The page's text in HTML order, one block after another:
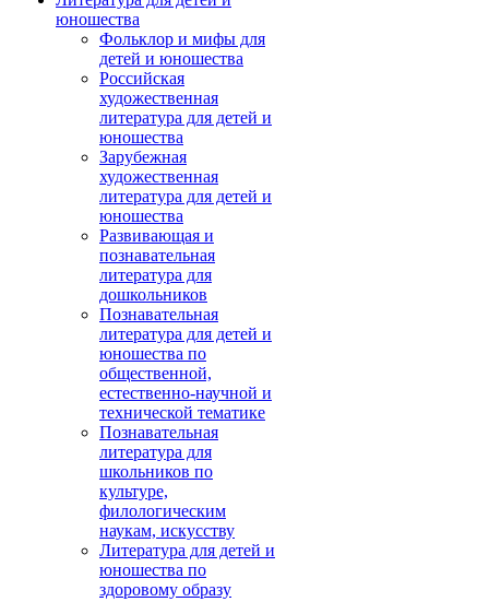
юношества
Фольклор и мифы для
детей и юношества
Российская
художественная
литература для детей и
юношества
Зарубежная
художественная
литература для детей и
юношества
Развивающая и
познавательная
литература для
дошкольников
Познавательная
литература для детей и
юношества по
общественной,
естественно-научной и
технической тематике
Познавательная
литература для
школьников по
культуре,
филологическим
наукам, искусству
Литература для детей и
юношества по
здоровому образу